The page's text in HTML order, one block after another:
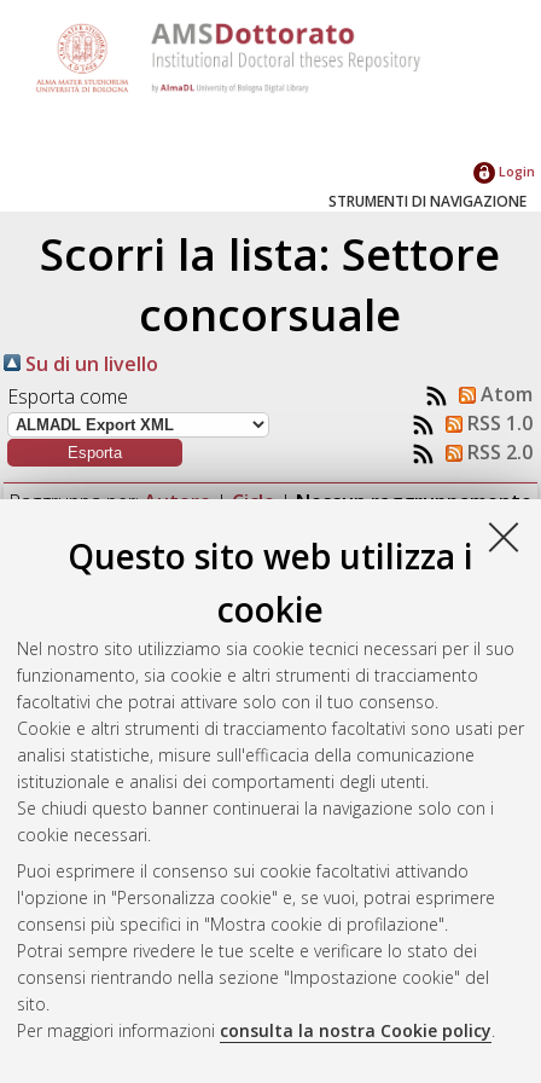
Questo sito web utilizza i
cookie
Nel nostro sito utilizziamo sia cookie tecnici necessari per il suo
funzionamento, sia cookie e altri strumenti di tracciamento
facoltativi che potrai attivare solo con il tuo consenso.
Cookie e altri strumenti di tracciamento facoltativi sono usati per
analisi statistiche, misure sull'efficacia della comunicazione
istituzionale e analisi dei comportamenti degli utenti.
Se chiudi questo banner continuerai la navigazione solo con i
cookie necessari.
Puoi esprimere il consenso sui cookie facoltativi attivando
l'opzione in "Personalizza cookie" e, se vuoi, potrai esprimere
consensi più specifici in "Mostra cookie di profilazione".
Potrai sempre rivedere le tue scelte e verificare lo stato dei
consensi rientrando nella sezione "Impostazione cookie" del
sito.
Per maggiori informazioni consulta la nostra Cookie policy.
Login
STRUMENTI DI NAVIGAZIONE
Scorri la lista: Settore
concorsuale
Su di un livello
Esporta come
Atom
RSS 1.0
RSS 2.0
Raggruppa per:Autore|Ciclo|Nessun raggruppamento
Numero di documenti:1.
(2023)Productive soil. Beyond the “zone”,
towards strategies for reterritorialising activity sites
[Dissertation thesis], Alma Mater Studiorum Università di
Bologna. Dottorato di ricerca inArchitettura e culture del
progetto, 35 Ciclo. DOI 10.48676/unibo/amsdottorato/11095.
Questa lista e' stata generata ilFri Aug 7 20:37:04 2026 CEST
Atom
Rss 1.0
Rss 2.0
ISSN: 2038-7946